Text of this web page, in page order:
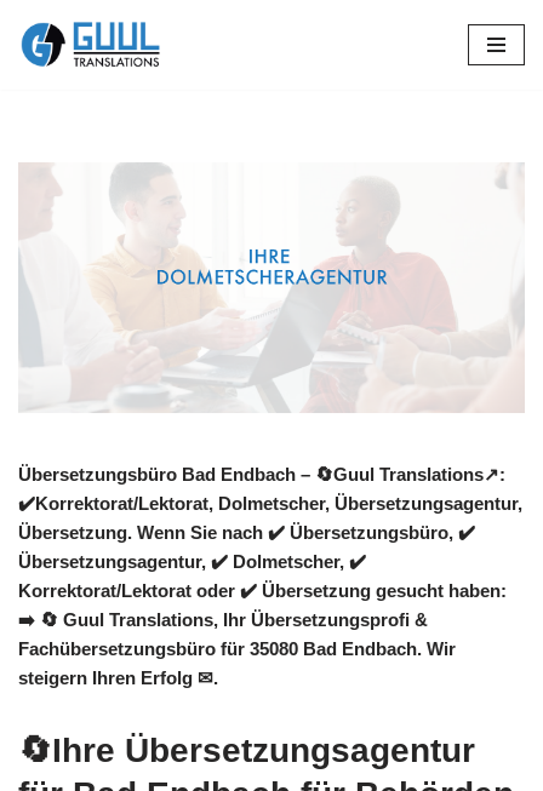
Zum
Übersetzungsbüro Bad Endbach – 🔄Guul Translations↗️:
✔️Korrektorat/Lektorat, Dolmetscher, Übersetzungsagentur,
Übersetzung. Wenn Sie nach ✔️ Übersetzungsbüro, ✔️
Übersetzungsagentur, ✔️ Dolmetscher, ✔️
Korrektorat/Lektorat oder ✔️ Übersetzung gesucht haben:
➡️ 🔄 Guul Translations, Ihr Übersetzungsprofi &
Fachübersetzungsbüro für 35080 Bad Endbach. Wir
steigern Ihren Erfolg ✉.
🔄Ihre Übersetzungsagentur